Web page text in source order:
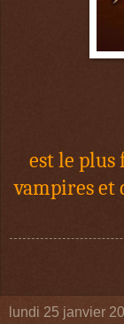
est le plus
vampires et
lundi 25 janvier